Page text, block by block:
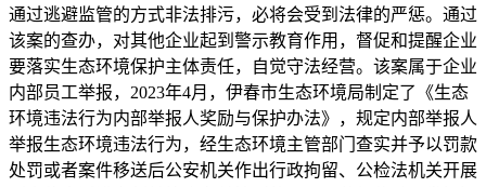
通过逃避监管的方式非法排污，必将会受到法律的严惩。通过
该案的查办，对其他企业起到警示教育作用，督促和提醒企业
要落实生态环境保护主体责任，自觉守法经营。该案属于企业
内部员工举报，2023年4月，伊春市生态环境局制定了《生态
环境违法行为内部举报人奖励与保护办法》，规定内部举报人
举报生态环境违法行为，经生态环境主管部门查实并予以罚款
处罚或者案件移送后公安机关作出行政拘留、公检法机关开展